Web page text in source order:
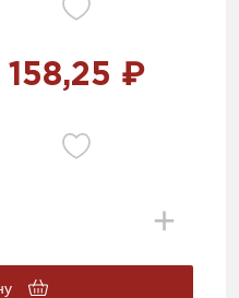
158,25 ₽